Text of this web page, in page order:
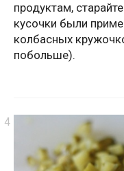
продуктам,
кусочки были
колбасных
побольше).